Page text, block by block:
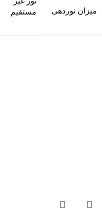
میزان نوردهی
مستقیم